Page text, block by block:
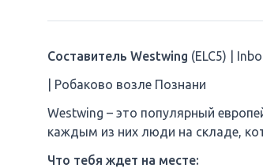
Составитель Westwing (ELC5) |
| Робаково возле Познани
Westwing – это популярный
каждым из них люди на складе,
Что тебя ждет на месте: